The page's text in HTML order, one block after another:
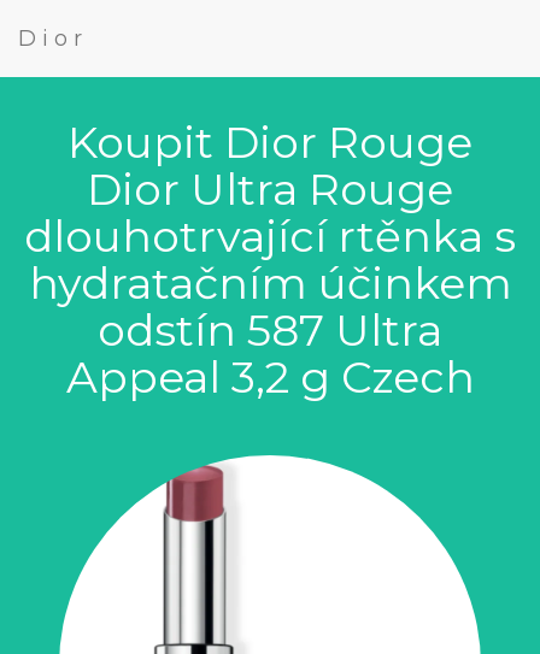
Dior
Koupit Dior Rouge
Dior Ultra Rouge
dlouhotrvající rtěnka s
hydratačním účinkem
odstín 587 Ultra
Appeal 3,2 g Czech